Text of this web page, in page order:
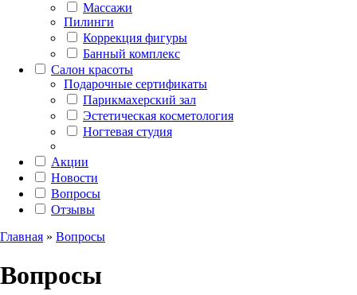
Массажи
Пилинги
Коррекция фигуры
Банный комплекс
Салон красоты
Подарочные сертификаты
Парикмахерский зал
Эстетическая косметология
Ногтевая студия
Акции
Новости
Вопросы
Отзывы
Главная » Вопросы
Вопросы